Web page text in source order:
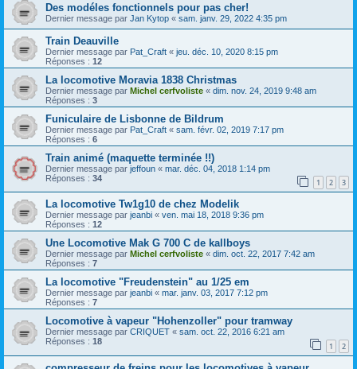
Des modéles fonctionnels pour pas cher!
Dernier message par Jan Kytop « sam. janv. 29, 2022 4:35 pm
Train Deauville
Dernier message par Pat_Craft « jeu. déc. 10, 2020 8:15 pm
Réponses : 12
La locomotive Moravia 1838 Christmas
Dernier message par Michel cerfvoliste « dim. nov. 24, 2019 9:48 am
Réponses : 3
Funiculaire de Lisbonne de Bildrum
Dernier message par Pat_Craft « sam. févr. 02, 2019 7:17 pm
Réponses : 6
Train animé (maquette terminée !!)
Dernier message par jeffoun « mar. déc. 04, 2018 1:14 pm
Réponses : 34 1 2 3
La locomotive Tw1g10 de chez Modelik
Dernier message par jeanbi « ven. mai 18, 2018 9:36 pm
Réponses : 12
Une Locomotive Mak G 700 C de kallboys
Dernier message par Michel cerfvoliste « dim. oct. 22, 2017 7:42 am
Réponses : 7
La locomotive "Freudenstein" au 1/25 em
Dernier message par jeanbi « mar. janv. 03, 2017 7:12 pm
Réponses : 7
Locomotive à vapeur "Hohenzoller" pour tramway
Dernier message par CRIQUET « sam. oct. 22, 2016 6:21 am
Réponses : 18 1 2